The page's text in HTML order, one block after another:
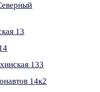
13
133
14к2